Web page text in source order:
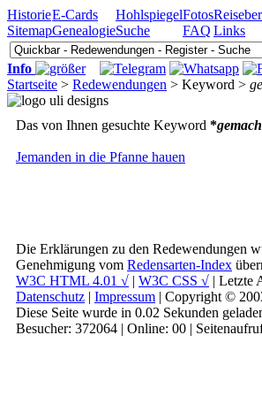
HistorieE-Cards HohlspiegelFotos
SitemapGenealogieSuche FAQ Links
Info
Startseite > Redewendungen > Keyword >
Das von Ihnen gesuchte Keyword *
Jemanden in die Pfanne hauen
Die Erklärungen zu den Redewendungen
Genehmigung vom Redensarten-Index
W3C HTML 4.01 √ | W3C CSS √ | Letzte
Datenschutz | Impressum | Copyright ©
Diese Seite wurde in 0.02 Sekunden
Besucher: 372064 | Online: 00 |